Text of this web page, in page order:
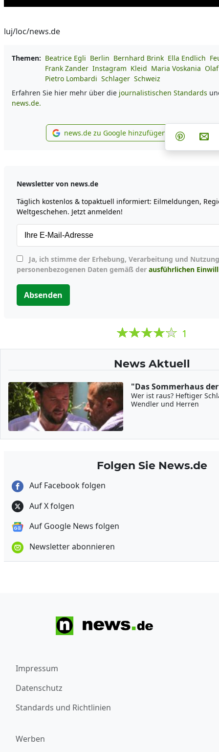
luj/loc/news.de
Themen: Beatrice Egli Berlin Bernhard Brink Ella Endlich
Frank Zander Instagram Kleid Maria Voskania
Pietro Lombardi Schlager Schweiz
Erfahren Sie hier mehr über die journalistischen Standards
news.de.
news.de zu Google
news.de zu Google hinzufügen Teilen
Teilen
Newsletter von news.de
Täglich kostenlos & topaktuell informiert: Eilmeldungen,
Weltgeschehen. Jetzt anmelden!
personenbezogenen Daten gemäß der ausführlichen
Absenden
1
News Aktuell
"Das Sommerhaus
Wer ist raus? Heftiger
Wendler und Herren
Folgen Sie News.de
Auf Facebook folgen
Auf X folgen
Auf Google News folgen
Newsletter abonnieren
Impressum
Datenschutz
Standards und Richtlinien
Werben